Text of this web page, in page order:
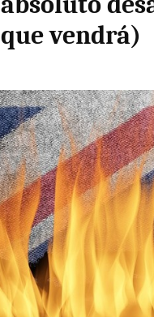
que vendrá)